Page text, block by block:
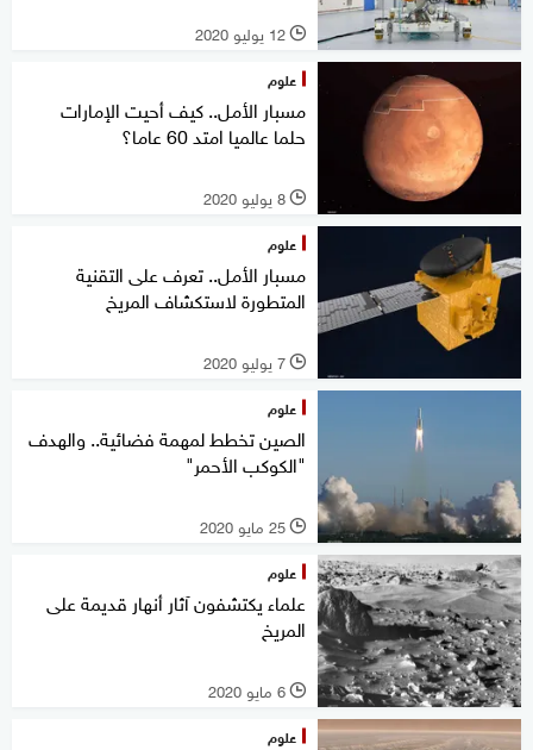
l 12 يوليو 2020
علوم
مسبار الأمل.. كيف أحيت الإمارات
حلما عالميا امتد 60 عاما؟
l 8 يوليو 2020
علوم
مسبار الأمل.. تعرف على التقنية
المتطورة لاستكشاف المريخ
l 7 يوليو 2020
علوم
الصين تخطط لمهمة فضائية.. والهدف
"الكوكب الأحمر"
l 25 مايو 2020
علوم
علماء يكتشفون آثار أنهار قديمة على
المريخ
l 6 مايو 2020
علوم